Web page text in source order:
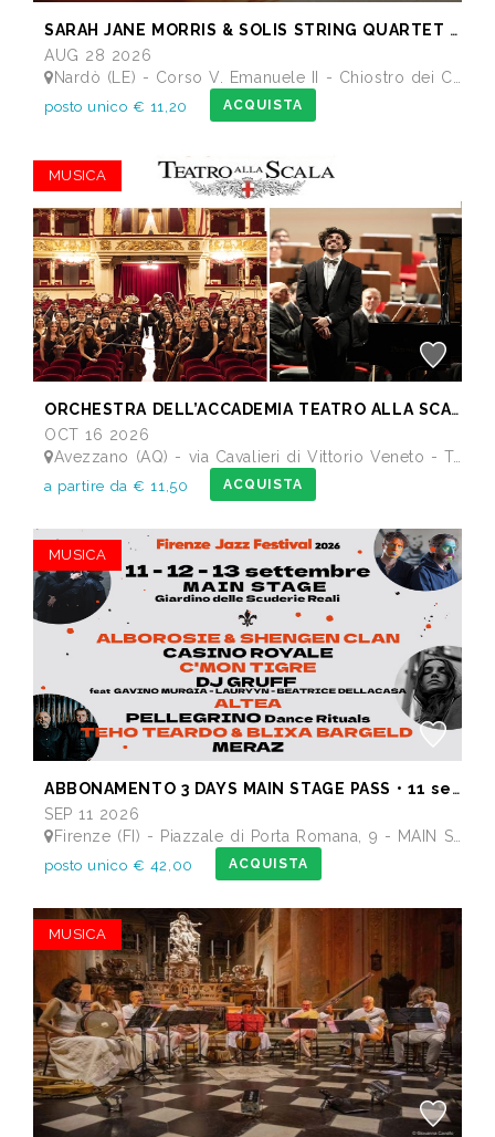
SARAH JANE MORRIS & SOLIS STRING QUARTET - Festival I Concerti del Chiostro
AUG 28 2026
Nardò (LE) - Corso V. Emanuele II - Chiostro dei Carmelitani
posto unico € 11,20 ACQUISTA
MUSICA
ORCHESTRA DELL’ACCADEMIA TEATRO ALLA SCALA di Milano
OCT 16 2026
Avezzano (AQ) - via Cavalieri di Vittorio Veneto - Teatro dei Marsi
a partire da € 11,50 ACQUISTA
MUSICA
ABBONAMENTO 3 DAYS MAIN STAGE PASS • 11 settembre: Alborosie & Shengen Clan, DJ Gruff feat Gavino Murgia - Lauryyn - Beatrice Dellacasa, after party Dj Gruff • 12 settembre: Altea, Pellegrino, Casino Royale • 13 settembre: Meraz, Teho Teardo & Blixa Bargeld, C'Mon Tigre
SEP 11 2026
Firenze (FI) - Piazzale di Porta Romana, 9 - MAIN STAGE - Giardino delle Scuderie Reali
posto unico € 42,00 ACQUISTA
MUSICA